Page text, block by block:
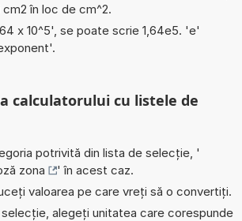
în loc de cm^2.
x 10^5', se poate scrie 1,64e5. 'e'
calculatorului cu listele de
potrivită din lista de selecție, '
zona
' în acest caz.
valoarea pe care vreți să o convertiți.
selecție, alegeți unitatea care corespunde